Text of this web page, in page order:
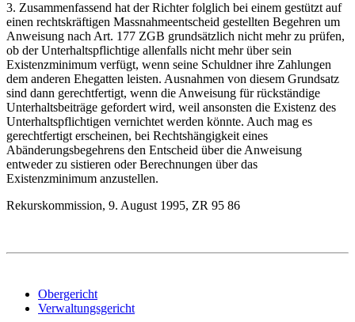
3. Zusammenfassend hat der Richter folglich bei einem gestützt auf
einen rechtskräftigen Massnahmeentscheid gestellten Begehren um
Anweisung nach Art. 177 ZGB grundsätzlich nicht mehr zu prüfen,
ob der Unterhaltspflichtige allenfalls nicht mehr über sein
Existenzminimum verfügt, wenn seine Schuldner ihre Zahlungen
dem anderen Ehegatten leisten. Ausnahmen von diesem Grundsatz
sind dann gerechtfertigt, wenn die Anweisung für rückständige
Unterhaltsbeiträge gefordert wird, weil ansonsten die Existenz des
Unterhaltspflichtigen vernichtet werden könnte. Auch mag es
gerechtfertigt erscheinen, bei Rechtshängigkeit eines
Abänderungsbegehrens den Entscheid über die Anweisung
entweder zu sistieren oder Berechnungen über das
Existenzminimum anzustellen.
Rekurskommission, 9. August 1995, ZR 95 86
Obergericht
Verwaltungsgericht